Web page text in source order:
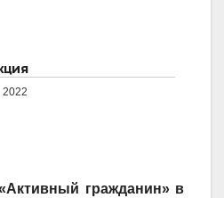
гражданин» в